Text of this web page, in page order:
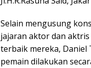
Selain mengusung
jajaran aktor dan
terbaik mereka, Daniel
pemain dilakukan